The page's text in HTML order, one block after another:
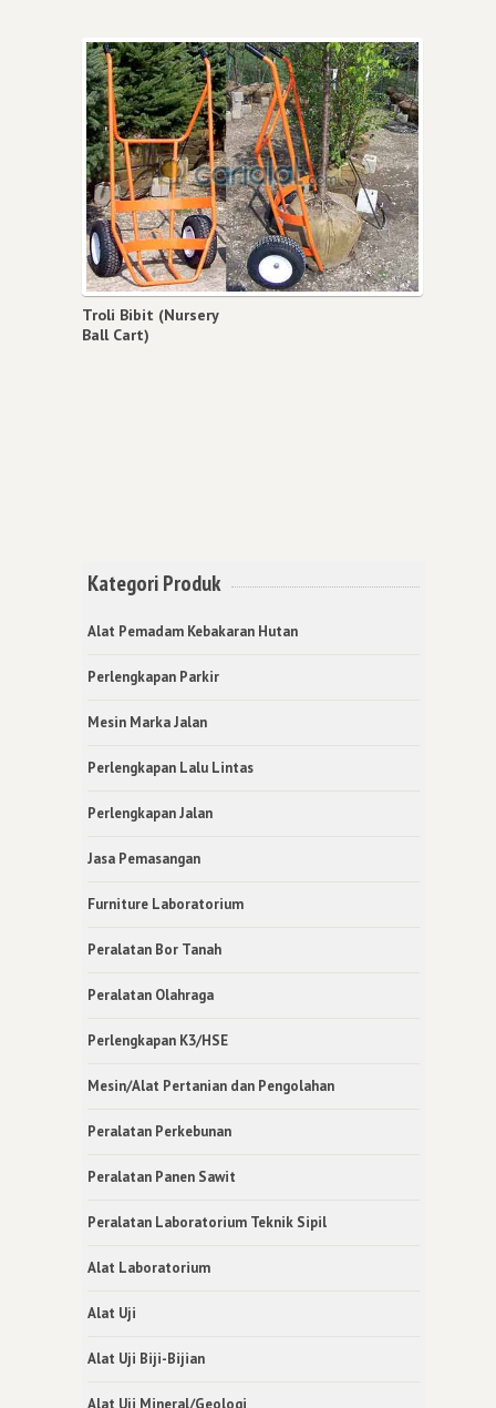
Troli Bibit (Nursery
Ball Cart)
Kategori Produk
Alat Pemadam Kebakaran Hutan
Perlengkapan Parkir
Mesin Marka Jalan
Perlengkapan Lalu Lintas
Perlengkapan Jalan
Jasa Pemasangan
Furniture Laboratorium
Peralatan Bor Tanah
Peralatan Olahraga
Perlengkapan K3/HSE
Mesin/Alat Pertanian dan Pengolahan
Peralatan Perkebunan
Peralatan Panen Sawit
Peralatan Laboratorium Teknik Sipil
Alat Laboratorium
Alat Uji
Alat Uji Biji-Bijian
Alat Uji Mineral/Geologi